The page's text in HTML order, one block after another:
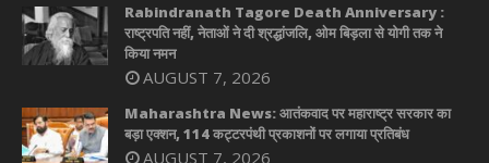
Rabindranath Tagore Death Anniversary :
राष्ट्रपति नहीं, नेताओं ने दी श्रद्धांजलि, ओम बिड़ला से योगी तक ने
किया नमन
AUGUST 7, 2026
Maharashtra News: आतंकवाद पर महाराष्ट्र सरकार का
बड़ा एक्शन, 114 कट्टरपंथी प्रकाशनों पर लगाया प्रतिबंध
AUGUST 7, 2026